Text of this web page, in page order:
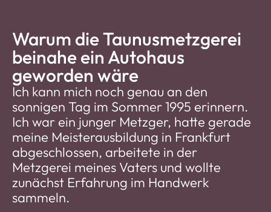
Warum die Taunusmetzgerei
beinahe ein Autohaus
geworden wäre
Ich kann mich noch genau an den
sonnigen Tag im Sommer 1995 erinnern.
Ich war ein junger Metzger, hatte gerade
meine Meisterausbildung in Frankfurt
abgeschlossen, arbeitete in der
Metzgerei meines Vaters und wollte
zunächst Erfahrung im Handwerk
sammeln.